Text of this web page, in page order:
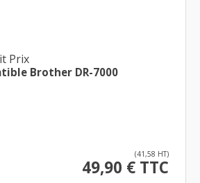
Prix
Brother DR-7000
(41,58 HT)
49,90 € TTC